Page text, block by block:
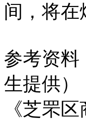
间，将在
参考资料
生提供）
《芝罘